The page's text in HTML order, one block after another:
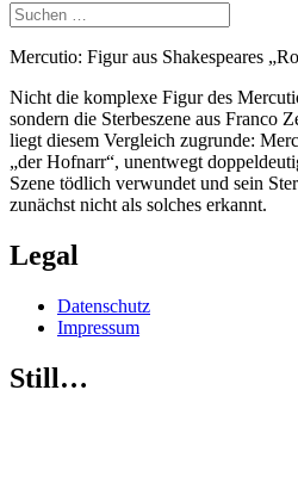
Suchen
nach:
Mercutio: Figur aus Shakespeares
Nicht die komplexe Figur des
sondern die Sterbeszene aus Franco
liegt diesem Vergleich zugrunde:
„der Hofnarr“, unentwegt
Szene tödlich verwundet und sein
zunächst nicht als solches erkannt.
Legal
Datenschutz
Impressum
Still…